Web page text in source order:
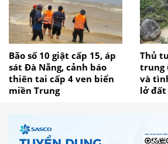
Bão số 10 giật cấp 15, áp
sát Đà Nẵng, cảnh báo
thiên tai cấp 4 ven biển
miền Trung
Thủ
trung
và
lở đất